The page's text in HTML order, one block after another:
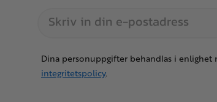
Dina personuppgifter behandlas i enlighet
integritetspolicy.